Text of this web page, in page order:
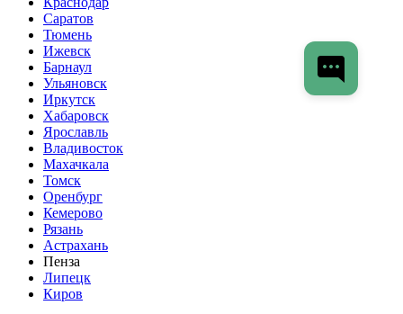
Саратов
Тюмень
Ижевск
Барнаул
Ульяновск
Иркутск
Хабаровск
Ярославль
Владивосток
Махачкала
Томск
Оренбург
Кемерово
Рязань
Астрахань
Пенза
Липецк
Киров